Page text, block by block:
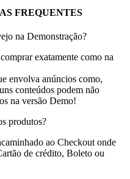
FREQUENTES
na Demonstração?
exatamente como na
envolva anúncios como,
conteúdos podem não
na versão Demo!
produtos?
ao Checkout onde
de crédito, Boleto ou